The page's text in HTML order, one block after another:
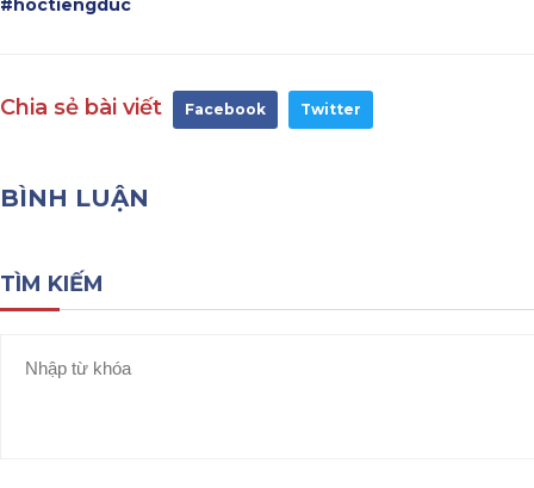
#hoctiengduc
Chia sẻ bài viết Facebook Twitter
BÌNH LUẬN
TÌM KIẾM